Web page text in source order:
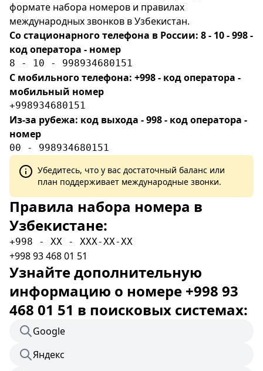
формате набора номеров и правилах
международных звонков в Узбекистан.
Со стационарного телефона в России: 8 - 10 - 998 -
код оператора - номер
8 - 10 - 998934680151
С мобильного телефона: +998 - код оператора -
мобильный номер
+998934680151
Из-за рубежа: код выхода - 998 - код оператора -
номер
00 - 998934680151
Убедитесь, что у вас достаточный баланс или
план поддерживает международные звонки.
Правила набора номера в
Узбекистане:
+998 - XX - XXX-XX-XX
+998 93 468 01 51
Узнайте дополнительную
информацию о номере +998 93
468 01 51 в поисковых системах:
Google
Яндекс